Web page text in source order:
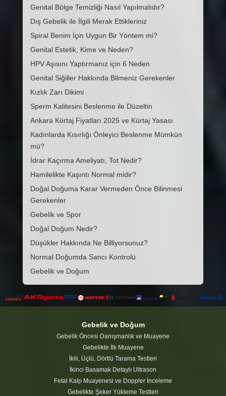
Genital Bölge Temizliği Nasıl Yapılmalıdır?
Dış Gebelik ile İlgili Merak Ettikleriniz
Spiral Benim İçin Uygun Bir Yöntem mi?
Genital Estetik, Kime ve Neden?
HPV Aşısını Yaptırmanız için 6 Neden
Genital Siğiller Hakkında Bilmeniz Gerekenler
Kızlık Zarı Dikimi
Sperm Kalitesini Beslenme ile Düzeltin
Ankara Kürtaj Fiyatları 2025 ve Kürtaj Yasası
Kadınlarda Kısırlığı Önleyici Beslenme Mümkün
mü?
İdrar Kaçırma Ameliyatı, Tot Nedir?
Hamilelikte Kaşıntı Normal midir?
Doğal Doğuma Karar Vermeden Önce Bilinmesi
Gerekenler
Gebelik ve Spor
Doğal Doğum Nedir?
Düşükler Hakkında Ne Billiyorsunuz?
Normal Doğumda Sancı Kontrolü
Gebelik ve Doğum
Gebelik ve Doğum
Gebelik Öncesi Danışmanlık ve Muayene
Gebelikte İlk Muayene
İkili, Üçlü, Dörtlü Tarama Testleri
İkinci Basamak Detaylı Ultrason
Fetal Kalp Muayenesi ve Doppler İnceleme
Gebelikte Şeker Yükleme Testleri